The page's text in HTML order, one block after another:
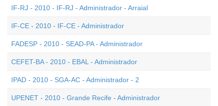
IF-RJ - 2010 - IF-RJ - Administrador - Arraial
IF-CE - 2010 - IF-CE - Administrador
FADESP - 2010 - SEAD-PA - Administrador
CEFET-BA - 2010 - EBAL - Administrador
IPAD - 2010 - SGA-AC - Administrador - 2
UPENET - 2010 - Grande Recife - Administrador